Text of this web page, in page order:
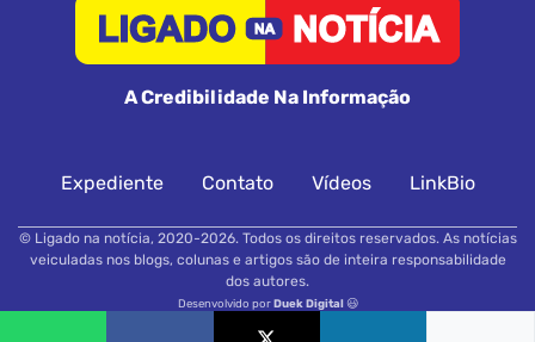
A Credibilidade Na Informação
Expediente Contato Vídeos LinkBio
© Ligado na notícia, 2020-2026. Todos os direitos reservados. As notícias
veiculadas nos blogs, colunas e artigos são de inteira responsabilidade
dos autores.
Desenvolvido porDuek Digital😃